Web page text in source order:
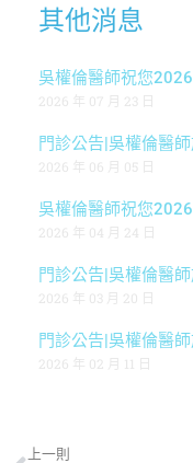
其他消息
吳權倫醫師祝您
2026 年 07 月 23 日
門診公告|吳權倫醫
2026 年 06 月 05 日
吳權倫醫師祝您
2026 年 04 月 24 日
門診公告|吳權倫醫
2026 年 03 月 20 日
門診公告|吳權倫醫
2026 年 02 月 11 日
上一則